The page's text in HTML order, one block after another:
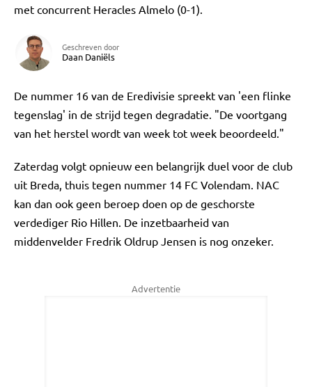
met concurrent Heracles Almelo (0-1).
Geschreven door
Daan Daniëls
De nummer 16 van de Eredivisie spreekt van 'een flinke
tegenslag' in de strijd tegen degradatie. "De voortgang
van het herstel wordt van week tot week beoordeeld."
Zaterdag volgt opnieuw een belangrijk duel voor de club
uit Breda, thuis tegen nummer 14 FC Volendam. NAC
kan dan ook geen beroep doen op de geschorste
verdediger Rio Hillen. De inzetbaarheid van
middenvelder Fredrik Oldrup Jensen is nog onzeker.
Advertentie